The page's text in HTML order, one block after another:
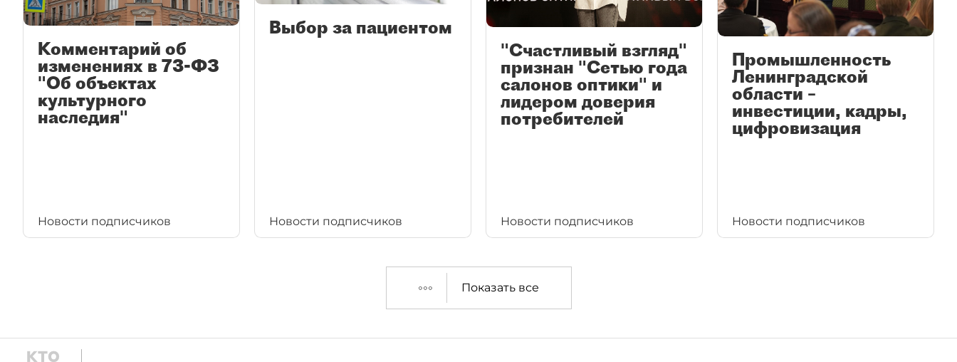
Комментарий об
изменениях в 73-ФЗ
"Об объектах
культурного
наследия"
Новости подписчиков
Выбор за пациентом
Новости подписчиков
"Счастливый взгляд"
признан "Сетью года
салонов оптики" и
лидером доверия
потребителей
Новости подписчиков
Промышленность
Ленинградской
области –
инвестиции, кадры,
цифровизация
Новости подписчиков
Показать все